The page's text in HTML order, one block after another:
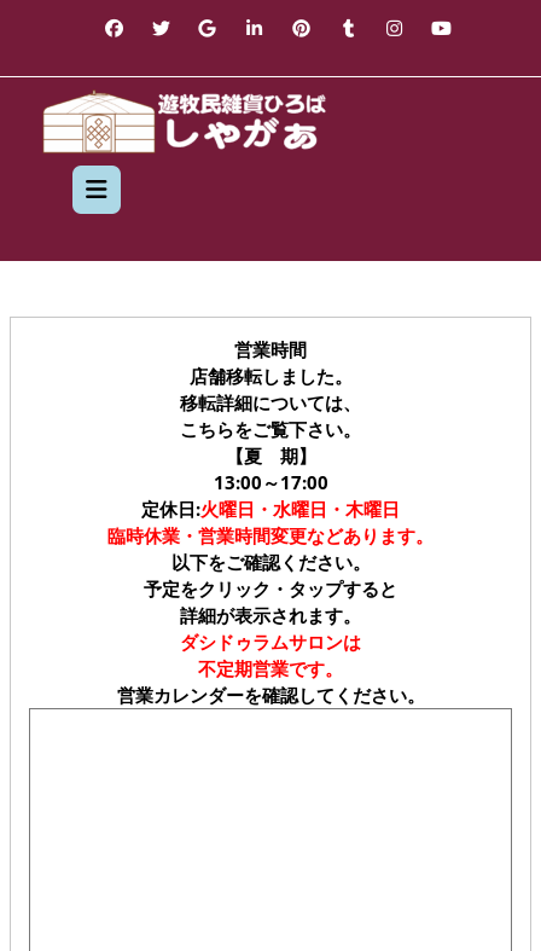
営業時間
店舗移転しました。
移転詳細については、
こちらをご覧下さい。
【夏 期】
13:00～17:00
定休日:火曜日・水曜日・木曜日
臨時休業・営業時間変更などあります。
以下をご確認ください。
予定をクリック・タップすると
詳細が表示されます。
ダシドゥラムサロンは
不定期営業です。
営業カレンダーを確認してください。